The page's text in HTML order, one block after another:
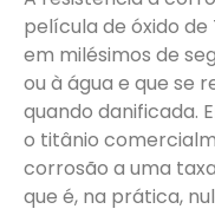
película de óxido de
em milésimos de
ou à água e que se
quando danificada.
o titânio
corrosão a uma
que é, na prática,